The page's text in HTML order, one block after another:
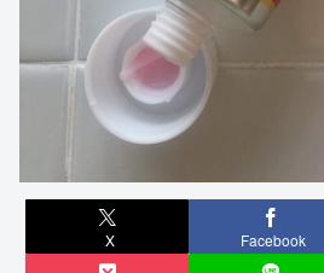
X Facebook